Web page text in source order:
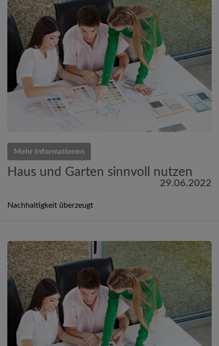
Mehr Informationen
Haus und Garten sinnvoll nutzen
29.06.2022
Nachhaltigkeit überzeugt